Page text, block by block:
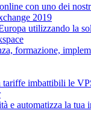
con uno dei
2019
utilizzando la
formazione,
tariffe imbattibili le
e automatizza la